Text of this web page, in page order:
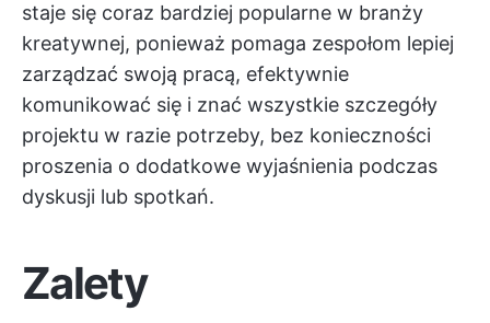
staje się coraz bardziej popularne w branży
kreatywnej, ponieważ pomaga zespołom lepiej
zarządzać swoją pracą, efektywnie
komunikować się i znać wszystkie szczegóły
projektu w razie potrzeby, bez konieczności
proszenia o dodatkowe wyjaśnienia podczas
dyskusji lub spotkań.
Zalety